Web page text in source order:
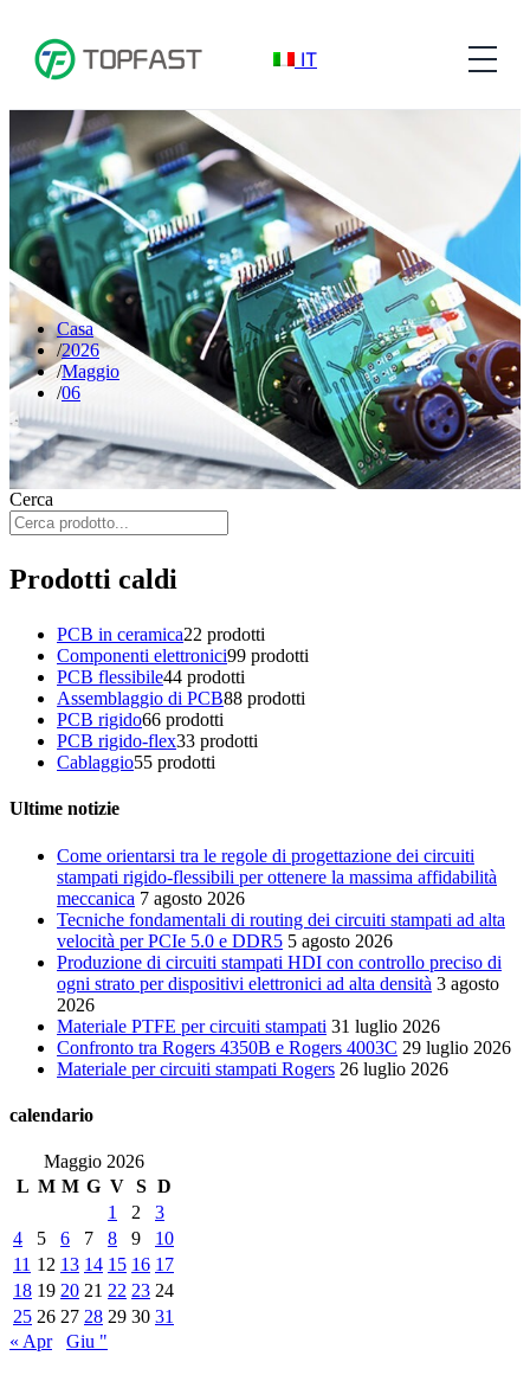
IT
Casa
2026
Maggio
06
Cerca
Prodotti caldi
PCB in ceramica22 prodotti
Componenti elettronici99 prodotti
PCB flessibile44 prodotti
Assemblaggio di PCB88 prodotti
PCB rigido66 prodotti
PCB rigido-flex33 prodotti
Cablaggio55 prodotti
Ultime notizie
Come orientarsi tra le regole di progettazione dei circuiti
stampati rigido-flessibili per ottenere la massima affidabilità
meccanica 7 agosto 2026
Tecniche fondamentali di routing dei circuiti stampati ad alta
velocità per PCIe 5.0 e DDR5 5 agosto 2026
Produzione di circuiti stampati HDI con controllo preciso di
ogni strato per dispositivi elettronici ad alta densità 3 agosto
2026
Materiale PTFE per circuiti stampati 31 luglio 2026
Confronto tra Rogers 4350B e Rogers 4003C 29 luglio 2026
Materiale per circuiti stampati Rogers 26 luglio 2026
calendario
Maggio 2026
L M M G V S D
1
2
3
4
5 6 7 8 9
10
11 12 13 14 15 16 17
18 19 20 21 22 23 24
25 26 27 28 29 30 31
« Apr
Giu "